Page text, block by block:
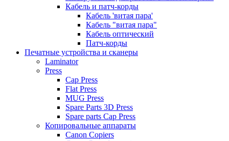
Кабель и патч-корды
Кабель 'витая пара'
Кабель "витая пара"
Кабель оптический
Патч-корды
Печатные устройства и сканеры
Laminator
Press
Cap Press
Flat Press
MUG Press
Spare Parts 3D Press
Spare parts Cap Press
Копировальные аппараты
Canon Copiers